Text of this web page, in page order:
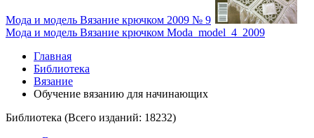
Мода и модель Вязание крючком 2009 № 9
Мода и модель Вязание крючком Moda_model_4_2009
Главная
Библиотека
Вязание
Обучение вязанию для начинающих
Библиотека (Всего изданий: 18232)